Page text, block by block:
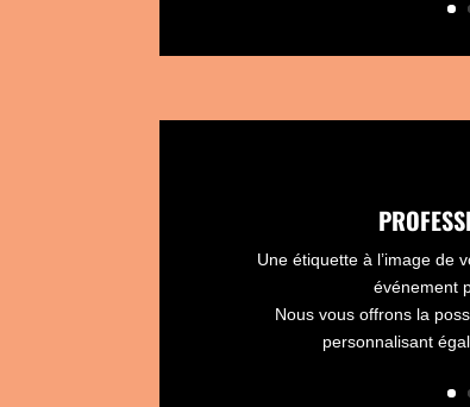
Une étiquette à l’image de
événement
Nous vous offrons la
personnalisant